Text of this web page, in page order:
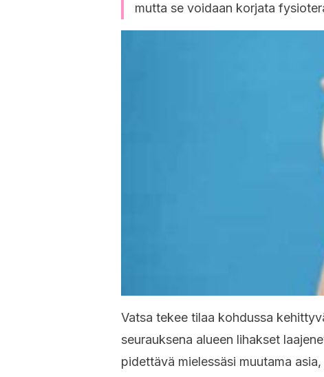
mutta se voidaan korjata
Vatsa tekee tilaa kohdussa
seurauksena alueen lihakset
pidettävä mielessäsi muutama